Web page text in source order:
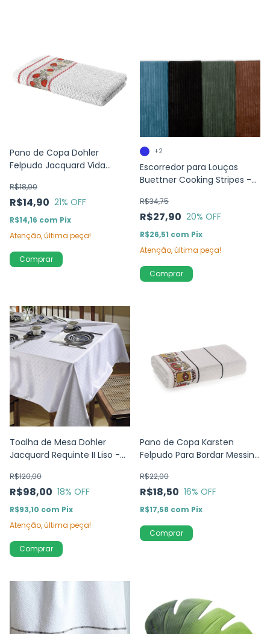
Pano de Copa Dohler
Felpudo Jacquard Vida
R$14,90
R$18,90
21% OFF
R$14,16 com Pix
Atenção, última peça!
Escorredor para Louças
Buettner Cooking Stripes -
R$27,90
R$34,75
20% OFF
R$26,51 com Pix
Atenção, última peça!
+2
Comprar
Toalha de Mesa Dohler
Jacquard Requinte II Liso -
R$98,00
R$120,00
18% OFF
R$93,10 com Pix
Atenção, última peça!
Comprar
Pano de Copa Karsten
Felpudo Para Bordar Messina
R$18,50
R$22,00
16% OFF
R$17,58 com Pix
Comprar